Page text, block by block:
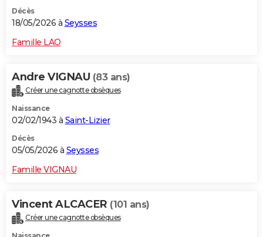
Décès
18/05/2026 à Seysses
Famille LAO
Andre VIGNAU (83 ans)
Créer une cagnotte obsèques
Naissance
02/02/1943 à Saint-Lizier
Décès
05/05/2026 à Seysses
Famille VIGNAU
Vincent ALCACER (101 ans)
Créer une cagnotte obsèques